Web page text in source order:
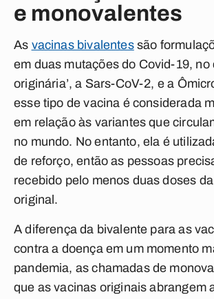
e monovalentes
As vacinas bivalentessão
em duas mutações do Covid-19, no
originária’, a Sars-CoV-2, e a
esse tipo de vacina é considerada
em relação às variantes que
no mundo. No entanto, ela é
de reforço, então as pessoas
recebido pelo menos duas doses
original.
A diferença da bivalente para as
contra a doença em um momento
pandemia, as chamadas de
que as vacinas originais abrangem